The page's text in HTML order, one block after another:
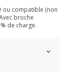
ou compatible (non
broche
de charge.